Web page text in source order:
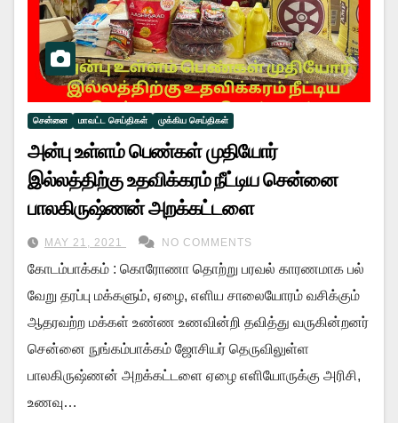
சென்னை மாவட்ட செய்திகள் முக்கிய செய்திகள்
அன்பு உள்ளம் பெண்கள் முதியோர்
இல்லத்திற்கு உதவிக்கரம் நீட்டிய சென்னை
பாலகிருஷ்ணன் அறக்கட்டளை
MAY 21, 2021 NO COMMENTS
கோடம்பாக்கம் : கொரோணா தொற்று பரவல் காரணமாக பல்
வேறு தரப்பு மக்களும், ஏழை, எளிய சாலையோரம் வசிக்கும்
ஆதரவற்ற மக்கள் உண்ண உணவின்றி தவித்து வருகின்றனர்
சென்னை நுங்கம்பாக்கம் ஜோசியர் தெருவிலுள்ள
பாலகிருஷ்ணன் அறக்கட்டளை ஏழை எளியோருக்கு அரிசி,
உணவு…